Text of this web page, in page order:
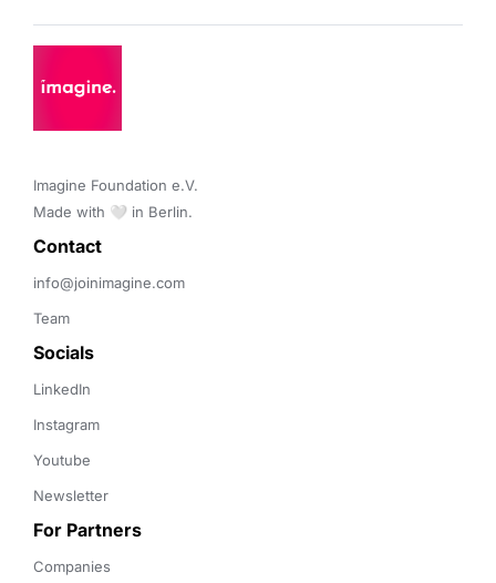
Imagine Foundation e.V.
Made with 🤍 in Berlin.
Contact
info@joinimagine.com
Team
Socials
LinkedIn
Instagram
Youtube
Newsletter
For Partners
Companies